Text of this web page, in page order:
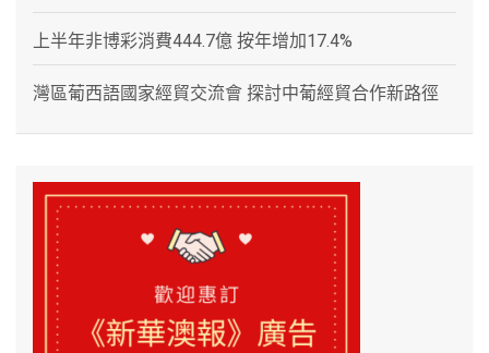
上半年非博彩消費444.7億 按年增加17.4%
灣區葡西語國家經貿交流會 探討中葡經貿合作新路徑